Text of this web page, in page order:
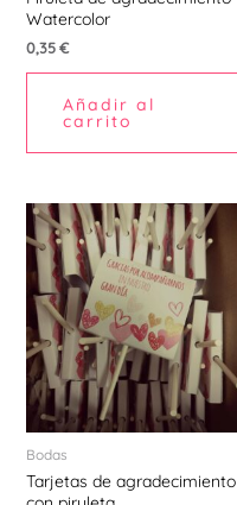
Watercolor
0,35€
Añadir al
carrito
Bodas
Tarjetas de agradecimiento